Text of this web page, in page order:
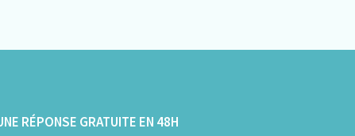
RÉPONSE GRATUITE EN 48H